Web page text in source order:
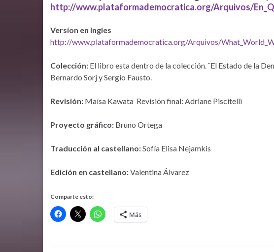
http://www.plataformademocratica.org/Arquivos/
Versíon en Ingles
http://www.plataformademocratica.org/Arquivos/
Colección: El libro esta dentro de la colección. ¨El Estado de la
Bernardo Sorj y Sergio Fausto.
Revisión: Maísa Kawata Revisión final: Adriane Piscitelli
Proyecto gráfico: Bruno Ortega
Traducción al castellano:Sofía Elisa Nejamkis
Edición en castellano:Valentina Álvarez
Comparte esto:
Más